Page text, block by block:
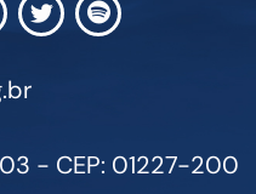
- CEP: 01227-200